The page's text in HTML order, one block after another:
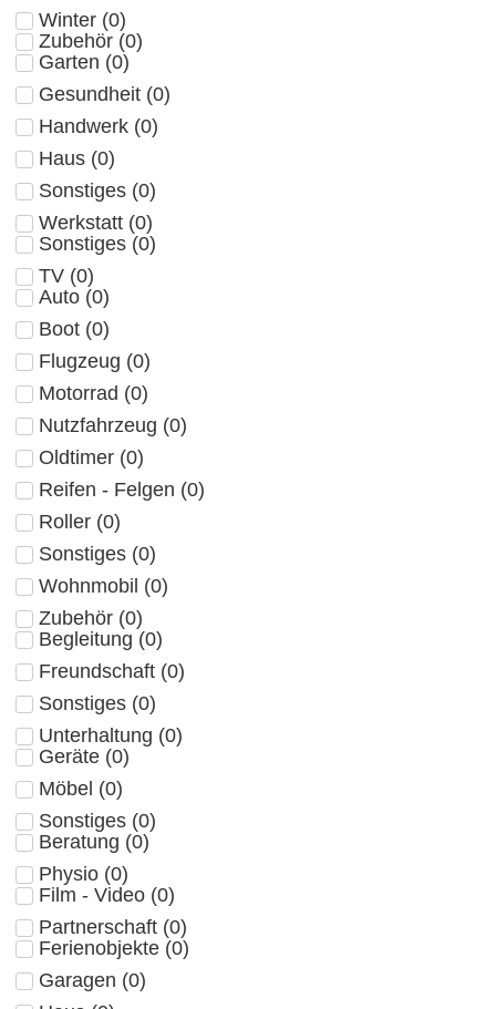
Winter (0)
Zubehör (0)
Garten (0)
Gesundheit (0)
Handwerk (0)
Haus (0)
Sonstiges (0)
Werkstatt (0)
Sonstiges (0)
TV (0)
Auto (0)
Boot (0)
Flugzeug (0)
Motorrad (0)
Nutzfahrzeug (0)
Oldtimer (0)
Reifen - Felgen (0)
Roller (0)
Sonstiges (0)
Wohnmobil (0)
Zubehör (0)
Begleitung (0)
Freundschaft (0)
Sonstiges (0)
Unterhaltung (0)
Geräte (0)
Möbel (0)
Sonstiges (0)
Beratung (0)
Physio (0)
Film - Video (0)
Partnerschaft (0)
Ferienobjekte (0)
Garagen (0)